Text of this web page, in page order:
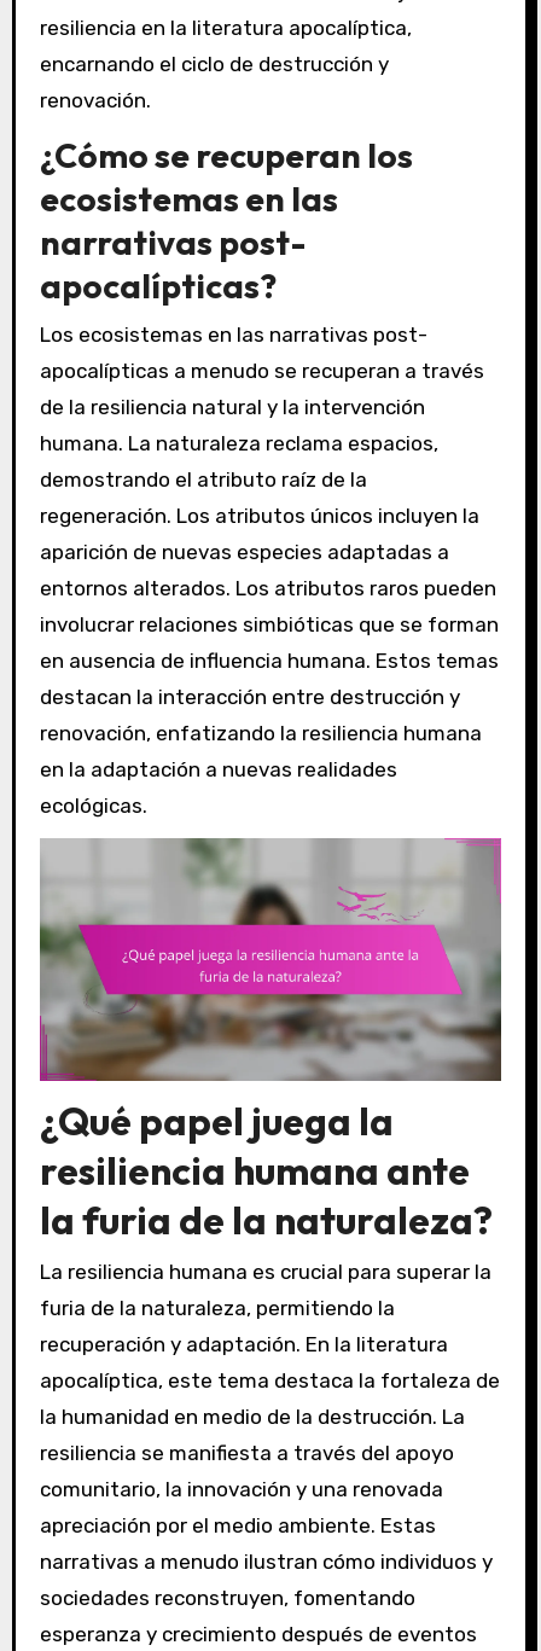
resiliencia en la literatura apocalíptica,
encarnando el ciclo de destrucción y
renovación.
¿Cómo se recuperan los
ecosistemas en las
narrativas post-
apocalípticas?
Los ecosistemas en las narrativas post-
apocalípticas a menudo se recuperan a través
de la resiliencia natural y la intervención
humana. La naturaleza reclama espacios,
demostrando el atributo raíz de la
regeneración. Los atributos únicos incluyen la
aparición de nuevas especies adaptadas a
entornos alterados. Los atributos raros pueden
involucrar relaciones simbióticas que se forman
en ausencia de influencia humana. Estos temas
destacan la interacción entre destrucción y
renovación, enfatizando la resiliencia humana
en la adaptación a nuevas realidades
ecológicas.
¿Qué papel juega la
resiliencia humana ante
la furia de la naturaleza?
La resiliencia humana es crucial para superar la
furia de la naturaleza, permitiendo la
recuperación y adaptación. En la literatura
apocalíptica, este tema destaca la fortaleza de
la humanidad en medio de la destrucción. La
resiliencia se manifiesta a través del apoyo
comunitario, la innovación y una renovada
apreciación por el medio ambiente. Estas
narrativas a menudo ilustran cómo individuos y
sociedades reconstruyen, fomentando
esperanza y crecimiento después de eventos